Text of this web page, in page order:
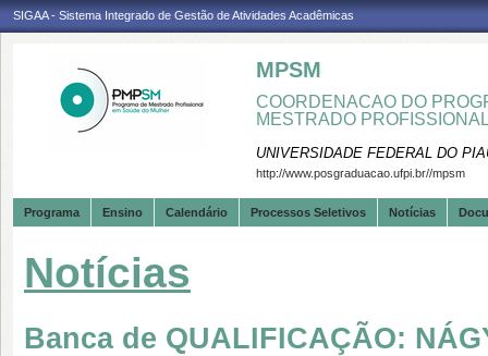
SIGAA - Sistema Integrado de Gestão de Atividades Acadêmicas
MPSM
COORDENACAO DO
MESTRADO
UNIVERSIDADE FEDERAL DO
http://www.posgraduacao.ufpi.br//mpsm
Programa Ensino Calendário Processos Seletivos Notícias
Notícias
Banca de QUALIFICAÇÃO: